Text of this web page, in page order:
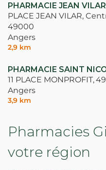
PHARMACIE JEAN
PLACE JEAN VILAR,
49000
Angers
2,9 km
PHARMACIE SAINT
11 PLACE MONPROFIT,
Angers
3,9 km
Pharmacies
votre région